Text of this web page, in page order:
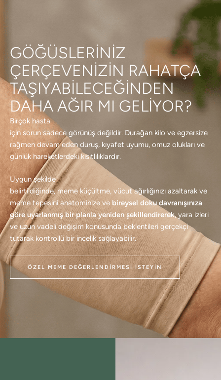
GÖĞÜSLERINIZ
ÇERÇEVENIZIN RAHATÇA
TAŞIYABILECEĞINDEN
DAHA AĞIR MI GELIYOR?
Birçok hasta
için sorun sadece görünüş değildir. Durağan kilo ve egzersize
rağmen devam eden duruş, kıyafet uyumu, omuz olukları ve
günlük hareketlerdeki kısıtlılıklardır.
Uygun şekilde
belirtildiğinde, meme küçültme, vücut ağırlığınızı azaltarak ve
meme tepesini anatominize ve bireysel doku davranışınıza
göre uyarlanmış bir planla yeniden şekillendirerek, yara izleri
ve uzun vadeli değişim konusunda beklentileri gerçekçi
tutarak kontrollü bir incelik sağlayabilir.
ÖZEL MEME DEĞERLENDIRMESI İSTEYIN